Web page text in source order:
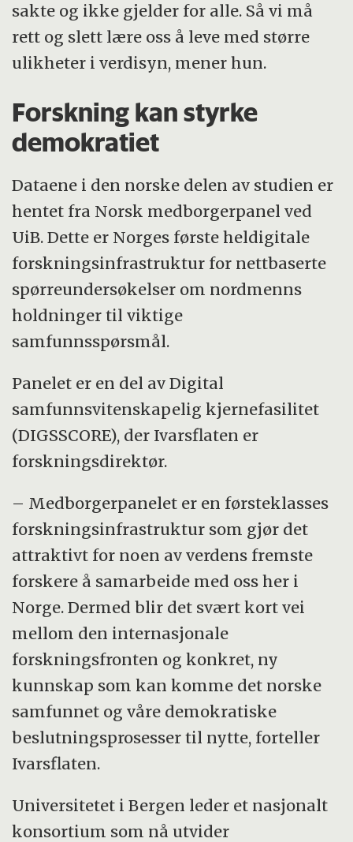
sakte og ikke gjelder for alle. Så vi må
rett og slett lære oss å leve med større
ulikheter i verdisyn, mener hun.
Forskning kan styrke
demokratiet
Dataene i den norske delen av studien er
hentet fra Norsk medborgerpanel ved
UiB. Dette er Norges første heldigitale
forskningsinfrastruktur for nettbaserte
spørreundersøkelser om nordmenns
holdninger til viktige
samfunnsspørsmål.
Panelet er en del av Digital
samfunnsvitenskapelig kjernefasilitet
(DIGSSCORE), der Ivarsflaten er
forskningsdirektør.
– Medborgerpanelet er en førsteklasses
forskningsinfrastruktur som gjør det
attraktivt for noen av verdens fremste
forskere å samarbeide med oss her i
Norge. Dermed blir det svært kort vei
mellom den internasjonale
forskningsfronten og konkret, ny
kunnskap som kan komme det norske
samfunnet og våre demokratiske
beslutningsprosesser til nytte, forteller
Ivarsflaten.
Universitetet i Bergen leder et nasjonalt
konsortium som nå utvider